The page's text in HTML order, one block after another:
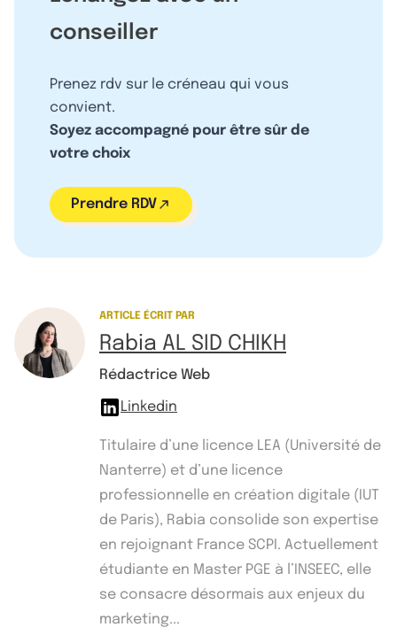
conseiller
Prenez rdv sur le créneau qui vous
convient.
Soyez accompagné pour être sûr de
votre choix
Prendre RDV
ARTICLE ÉCRIT PAR
Rabia AL SID CHIKH
Rédactrice Web
Linkedin
Titulaire d’une licence LEA (Université de
Nanterre) et d’une licence
professionnelle en création digitale (IUT
de Paris), Rabia consolide son expertise
en rejoignant France SCPI. Actuellement
étudiante en Master PGE à l’INSEEC, elle
se consacre désormais aux enjeux du
marketing...